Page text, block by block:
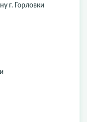
г. Горловки